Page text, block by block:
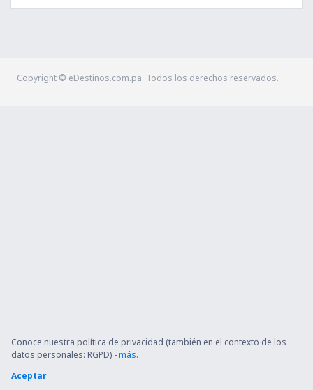
Copyright © eDestinos.com.pa. Todos los derechos reservados.
Conoce nuestra política de privacidad (también en el contexto de los
datos personales: RGPD) -más.
Aceptar